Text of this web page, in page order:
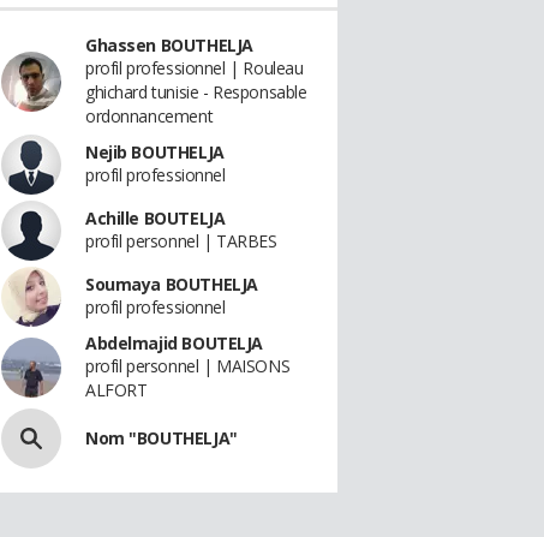
Ghassen BOUTHELJA
profil professionnel | Rouleau
ghichard tunisie - Responsable
ordonnancement
Nejib BOUTHELJA
profil professionnel
Achille BOUTELJA
profil personnel | TARBES
Soumaya BOUTHELJA
profil professionnel
Abdelmajid BOUTELJA
profil personnel | MAISONS
ALFORT
Nom "BOUTHELJA"